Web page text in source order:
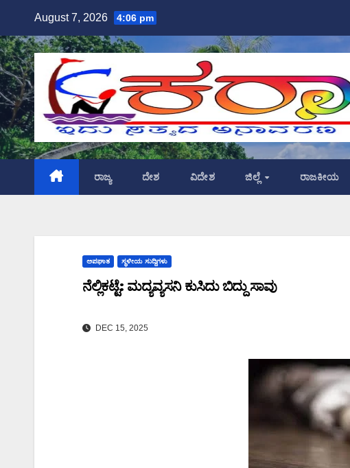
content
August 7, 2026 4:06 pm
ರಾಜ್ಯ ದೇಶ ವಿದೇಶ ಜಿಲ್ಲೆ ರಾಜಕೀಯ
ಅಪಘಾತ ಸ್ಥಳೀಯ ಸುದ್ದಿಗಳು
ನೆಲ್ಲಿಕಟ್ಟೆ: ಮದ್ಯವ್ಯಸನಿ ಕುಸಿದು ಬಿದ್ದು ಸಾವು
DEC 15, 2025